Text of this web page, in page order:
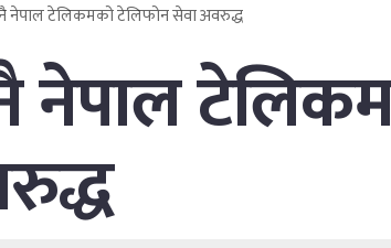
नेपाल टेलिकमको टेलिफोन सेवा अवरुद्ध
नेपाल